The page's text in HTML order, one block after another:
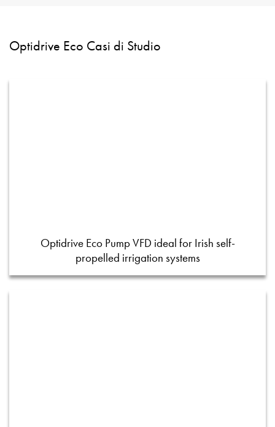
Optidrive Eco Casi di Studio
Optidrive Eco Pump VFD ideal for Irish self-
propelled irrigation systems